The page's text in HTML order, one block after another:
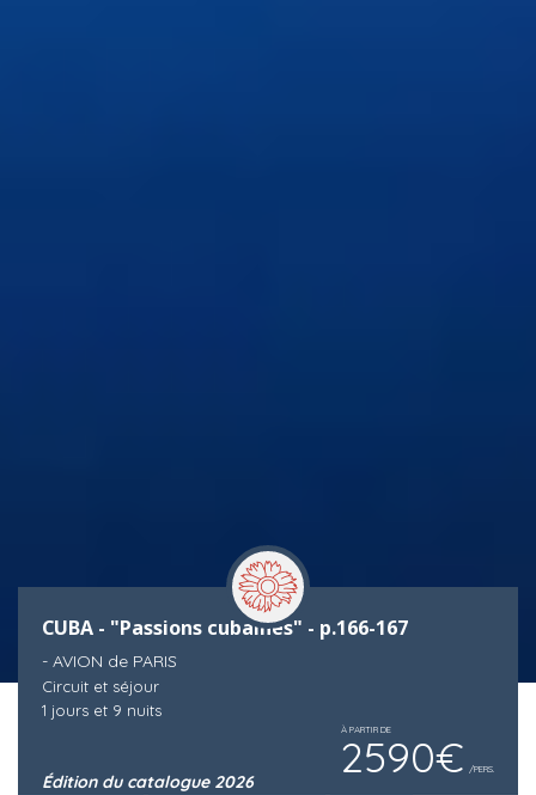
CUBA - "Passions cubaines" - p.166-167
Édition du catalogue 2026
- AVION de PARIS
Circuit et séjour
1 jours et 9 nuits
À PARTIR DE
2590€ /PERS.